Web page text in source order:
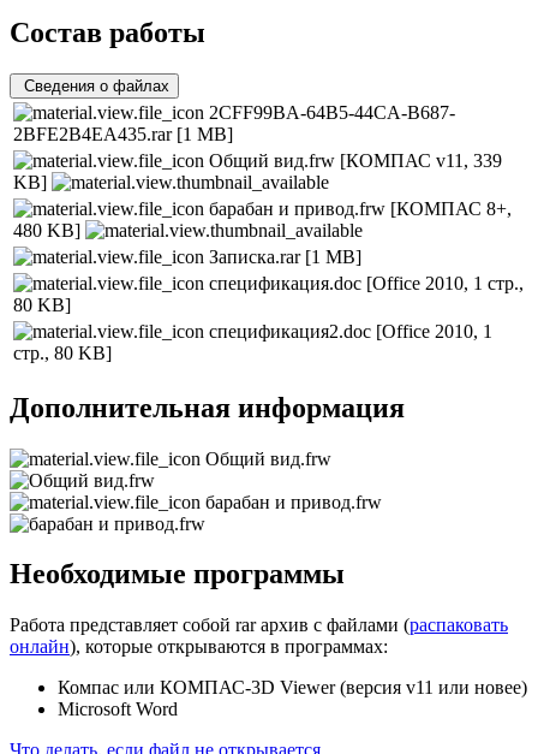
Состав работы
Сведения о файлах
2CFF99BA-64B5-44CA-B687-
2BFE2B4EA435.rar [1 MB]
Общий вид.frw [КОМПАС v11, 339
KB]
барабан и привод.frw [КОМПАС 8+,
480 KB]
Записка.rar [1 MB]
спецификация.doc [Office 2010, 1 стр.,
80 KB]
спецификация2.doc [Office 2010, 1
стр., 80 KB]
Дополнительная информация
Общий вид.frw
барабан и привод.frw
Необходимые программы
Работа представляет собой rar архив с файлами (распаковать
онлайн), которые открываются в программах:
Компас или КОМПАС-3D Viewer (версия v11 или новее)
Microsoft Word